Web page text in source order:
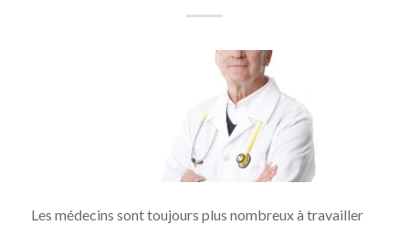
Les médecins sont toujours plus nombreux à travailler